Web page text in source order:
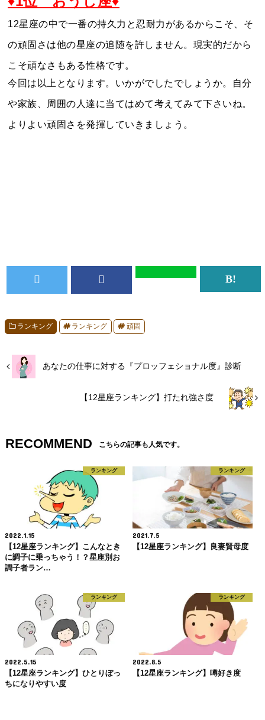
12星座の中で一番の持久力と忍耐力があるからこそ、そ
の頑固さは他の星座の追随を許しません。現実的だから
こそ頑なさもある性格です。
今回は以上となります。いかがでしたでしょうか。自分
や家族、周囲の人達に当てはめて考えてみて下さいね。
よりよい頑固さを発揮していきましょう。
ランキング ランキング 頑固
あなたの仕事に対する『プロッフェショナル度』診断
【12星座ランキング】打たれ強さ度
RECOMMEND こちらの記事も人気です。
ランキング
2022.1.15
【12星座ランキング】こんなとき
に調子に乗っちゃう！？星座別お
調子者ラン…
ランキング
2021.7.5
【12星座ランキング】良妻賢母度
ランキング
2022.5.15
【12星座ランキング】ひとりぼっ
ちになりやすい度
ランキング
2022.8.5
【12星座ランキング】噂好き度